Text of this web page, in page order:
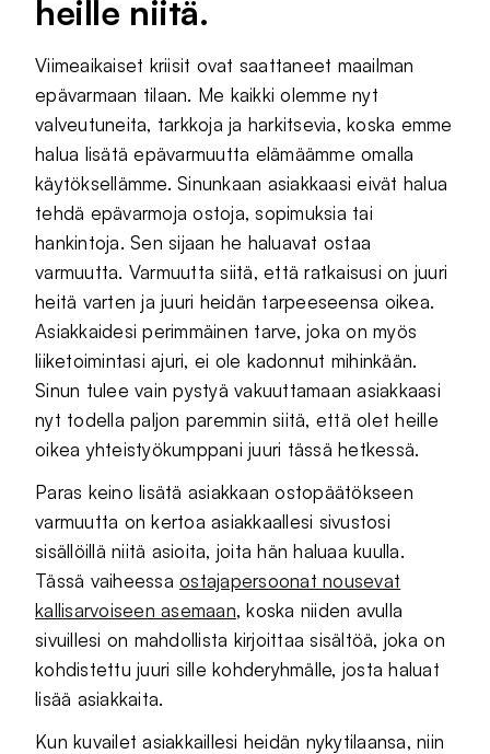
heille niitä.
Viimeaikaiset kriisit ovat saattaneet maailman
epävarmaan tilaan. Me kaikki olemme nyt
valveutuneita, tarkkoja ja harkitsevia, koska emme
halua lisätä epävarmuutta elämäämme omalla
käytöksellämme. Sinunkaan asiakkaasi eivät halua
tehdä epävarmoja ostoja, sopimuksia tai
hankintoja. Sen sijaan he haluavat ostaa
varmuutta. Varmuutta siitä, että ratkaisusi on juuri
heitä varten ja juuri heidän tarpeeseensa oikea.
Asiakkaidesi perimmäinen tarve, joka on myös
liiketoimintasi ajuri, ei ole kadonnut mihinkään.
Sinun tulee vain pystyä vakuuttamaan asiakkaasi
nyt todella paljon paremmin siitä, että olet heille
oikea yhteistyökumppani juuri tässä hetkessä.
Paras keino lisätä asiakkaan ostopäätökseen
varmuutta on kertoa asiakkaallesi sivustosi
sisällöillä niitä asioita, joita hän haluaa kuulla.
Tässä vaiheessaostajapersoonat nousevat
kallisarvoiseen asemaan, koska niiden avulla
sivuillesi on mahdollista kirjoittaa sisältöä, joka on
kohdistettu juuri sille kohderyhmälle, josta haluat
lisää asiakkaita.
Kun kuvailet asiakkaillesi heidän nykytilaansa, niin